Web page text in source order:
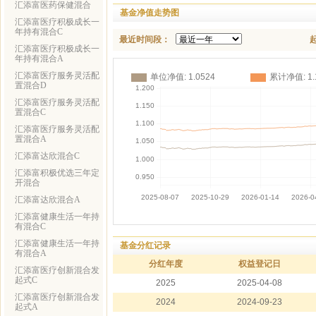
汇添富医药保健混合
汇添富医疗积极成长一
年持有混合C
汇添富医疗积极成长一
年持有混合A
汇添富医疗服务灵活配
置混合D
汇添富医疗服务灵活配
置混合C
汇添富医疗服务灵活配
置混合A
汇添富达欣混合C
汇添富积极优选三年定
开混合
汇添富达欣混合A
汇添富健康生活一年持
有混合C
汇添富健康生活一年持
有混合A
汇添富医疗创新混合发
起式C
汇添富医疗创新混合发
起式A
基金净值走势图
最近时间段：
基金分红记录
分红年度 权益登记日
2025 2025-04-08
2024 2024-09-23